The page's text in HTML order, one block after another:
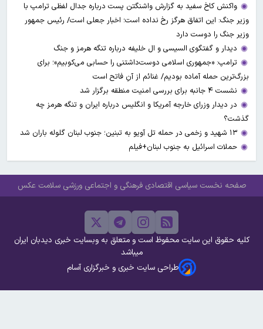
واکنش کاخ سفید به گزارش واشنگتن پست درباره جدال لفظی ترامپ با
وزیر جنگ: این اتفاق هرگز رخ نداده است؛ اخبار جعلی است/ رئیس جمهور
وزیر جنگ را دوست دارد
دیدار و گفتگوی السیسی و ال خلیفه درباره تنگه هرمز و جنگ
ترامپ: «جمهوری اسلامی دوست‌داشتنی را حسابی می‌کوبیم»؛ برای
بزرگ‌ترین حمله آماده بودیم/ غنائم از آنِ فاتح است
نشست ۴ جانبه برای بررسی امنیت منطقه برگزار شد
در دیدار وزرای خارجه آمریکا و انگلیس درباره ایران و تنگه هرمز چه
گذشت؟
۱۳ شهید و زخمی در حمله تل آویو به تبنین؛ جنوب لبنان گلوله باران شد
حملات اسرائیل به جنوب لبنان+فیلم
صفحه نخست سیاسی اقتصادی فرهنگی و اجتماعی ورزشی سلامت عکس
کلیه حقوق این سایت محفوظ است و متعلق به وبسایت خبری دیدبان ایران
میباشد
طراحی سایت خبری و خبرگزاری آسام